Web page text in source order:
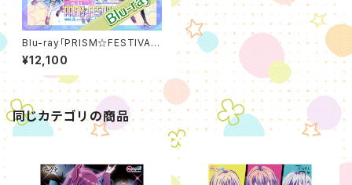
Blu-ray「PRISM☆FESTIVA
L!! vol.1 -Resistance-」
¥12,100
同じカテゴリの商品